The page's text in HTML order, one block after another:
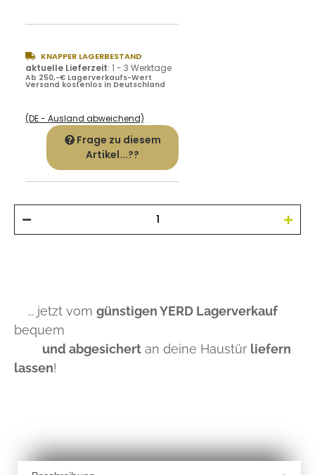
KNAPPER LAGERBESTAND
aktuelle Lieferzeit: 1 - 3 Werktage
Ab 250,-€ Lagerverkaufs-Wert
Versand kostenlos in Deutschland
(DE - Ausland abweichend)
Frage zu diesem
Artikel...??
... jetzt vom günstigen YERD Lagerverkauf
bequem
und abgesichert an deine Haustür liefern
lassen!